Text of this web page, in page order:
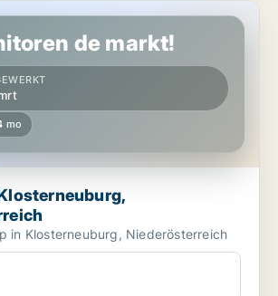
Niederösterreich
de markt!
mo
in Klosterneuburg, Niederösterreich